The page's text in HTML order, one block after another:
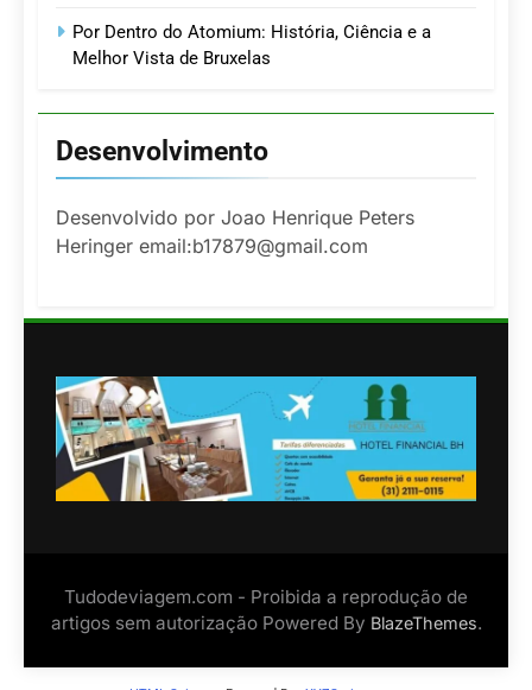
Por Dentro do Atomium: História, Ciência e a
Melhor Vista de Bruxelas
Desenvolvimento
Desenvolvido por Joao Henrique Peters
Heringer email:b17879@gmail.com
Tudodeviagem.com - Proibida a reprodução de
artigos sem autorização Powered By BlazeThemes.